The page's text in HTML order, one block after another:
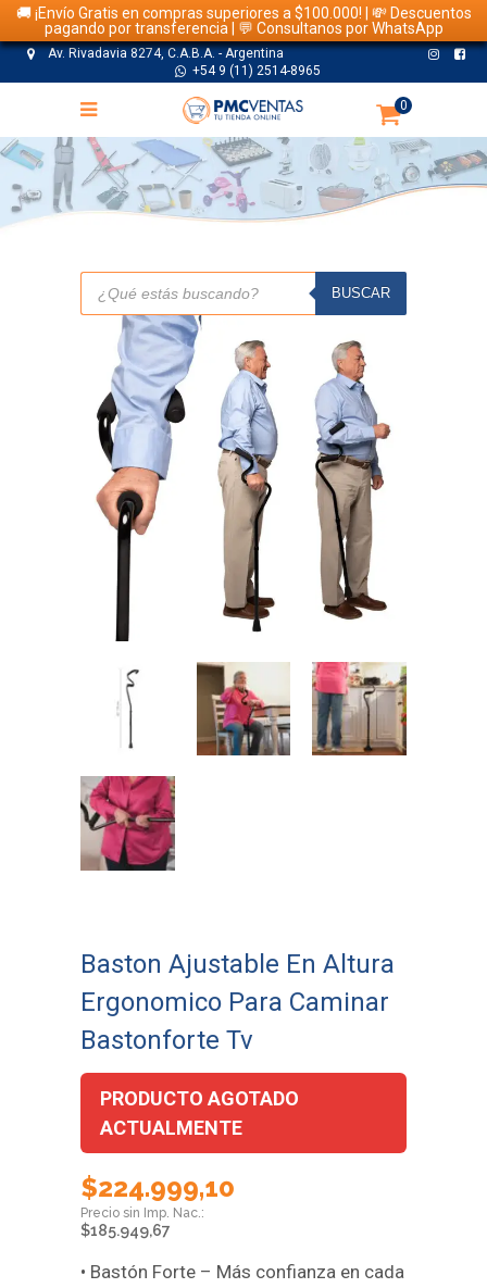
🚚 ¡Envío Gratis en compras superiores a $100.000! | 💸 Descuentos
pagando por transferencia | 💬 Consultanos por WhatsApp
Av. Rivadavia 8274, C.A.B.A. - Argentina
+54 9 (11) 2514-8965
0
TIENDA
Búsqueda
productos
BUSCAR
Baston Ajustable En Altura
Ergonomico Para Caminar
Bastonforte Tv
PRODUCTO AGOTADO
ACTUALMENTE
$224.999,10
$185.949,67
• Bastón Forte – Más confianza en cada